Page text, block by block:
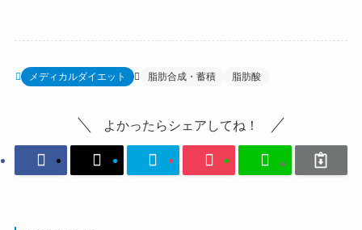
メディカルダイエット 脂肪合成・蓄積 脂肪酸
よかったらシェアしてね！